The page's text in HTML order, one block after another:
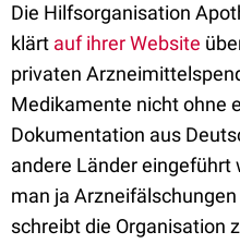
Die Hilfsorganisation
klärt auf ihrer Website
privaten
Medikamente nicht ohne
Dokumentation aus
andere Länder eingeführt
man ja Arzneifälschungen
schreibt die Organisation